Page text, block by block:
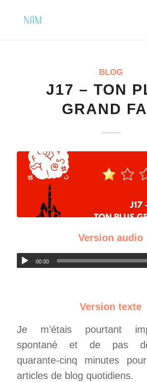
BLOG
J17 – TON
GRAND
Version audio
00:00
Version texte
Je m’étais pourtant
spontané et de pas
quarante-cinq minutes
articles de blog quotidiens.